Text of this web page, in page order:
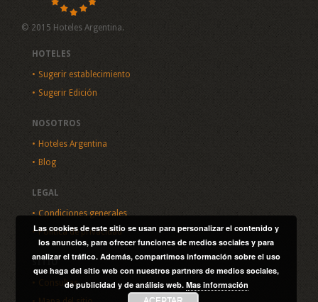
© 2015 Hoteles Argentina.
HOTELES
Sugerir establecimiento
Sugerir Edición
NOSOTROS
Hoteles Argentina
Blog
LEGAL
Condiciones generales
Política de privacidad
SITIO
Consultas
Las cookies de este sitio se usan para personalizar el contenido y
los anuncios, para ofrecer funciones de medios sociales y para
analizar el tráfico. Además, compartimos información sobre el uso
que haga del sitio web con nuestros partners de medios sociales,
de publicidad y de análisis web. Mas información